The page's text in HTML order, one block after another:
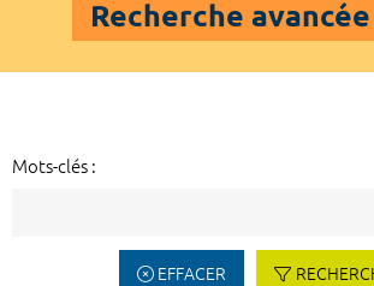
Recherche avancée
Mots-clés :
EFFACER